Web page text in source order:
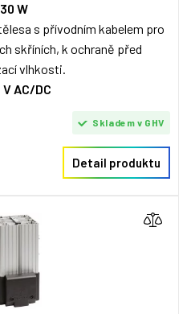
W
s přívodním kabelem pro
skříních, k ochraně před
vlhkosti.
AC/DC
Skladem v GHV
Detail produktu